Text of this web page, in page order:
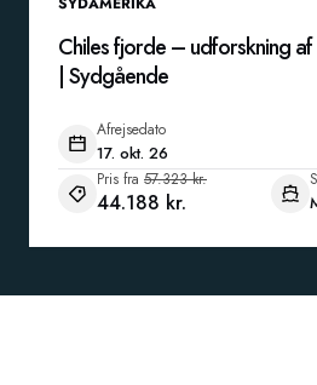
Chiles fjorde – udforskning
| Sydgående
Afrejsedato
17. okt. 26
Pris fra 57.323 kr.
44.188 kr.